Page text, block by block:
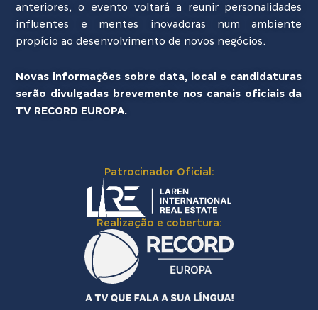
anteriores, o evento voltará a reunir personalidades
influentes e mentes inovadoras num ambiente
propício ao desenvolvimento de novos negócios.
Novas informações sobre data, local e candidaturas
serão divulgadas brevemente nos canais oficiais da
TV RECORD EUROPA.
Patrocinador Oficial:
Realização e cobertura: